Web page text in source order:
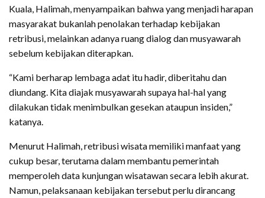
Kuala, Halimah, menyampaikan bahwa yang menjadi harapan
masyarakat bukanlah penolakan terhadap kebijakan
retribusi, melainkan adanya ruang dialog dan musyawarah
sebelum kebijakan diterapkan.
“Kami berharap lembaga adat itu hadir, diberitahu dan
diundang. Kita diajak musyawarah supaya hal-hal yang
dilakukan tidak menimbulkan gesekan ataupun insiden,”
katanya.
Menurut Halimah, retribusi wisata memiliki manfaat yang
cukup besar, terutama dalam membantu pemerintah
memperoleh data kunjungan wisatawan secara lebih akurat.
Namun, pelaksanaan kebijakan tersebut perlu dirancang